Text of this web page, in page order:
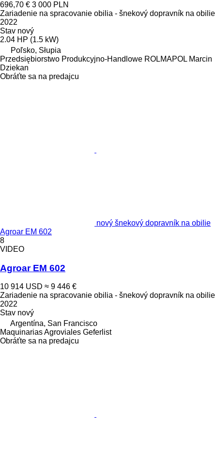
696,70 € 3 000 PLN
Zariadenie na spracovanie obilia - šnekový dopravník na obilie
2022
Stav nový
2.04 HP (1.5 kW)
Poľsko, Słupia
Przedsiębiorstwo Produkcyjno-Handlowe ROLMAPOL Marcin
Dziekan
Obráťte sa na predajcu
nový šnekový dopravník na obilie
Agroar EM 602
8
VIDEO
Agroar EM 602
10 914 USD ≈ 9 446 €
Zariadenie na spracovanie obilia - šnekový dopravník na obilie
2022
Stav nový
Argentína, San Francisco
Maquinarias Agroviales Geferlist
Obráťte sa na predajcu